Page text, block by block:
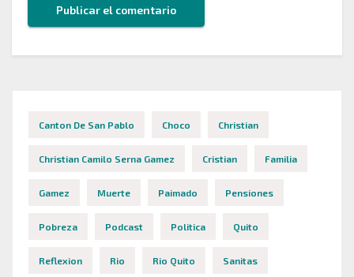
Canton De San Pablo Choco Christian
Christian Camilo Serna Gamez Cristian Familia
Gamez Muerte Paimado Pensiones
Pobreza Podcast Politica Quito
Reflexion Rio Rio Quito Sanitas